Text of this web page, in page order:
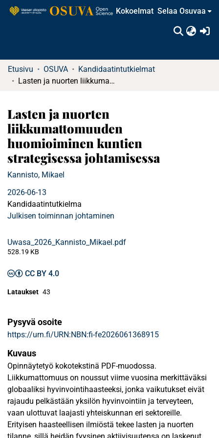
Kokoelmat Selaa Osuvaa
Etusivu OSUVA
Kandidaatintutkielmat
Lasten ja nuorten liikkumattomuuden huomioiminen kuntien strategisessa johtamisessa
Lasten ja nuorten
liikkumattomuuden
huomioiminen kuntien
strategisessa johtamisessa
Kannisto, Mikael
2026-06-13
Kandidaatintutkielma
Julkisen toiminnan johtaminen
Uwasa_2026_Kannisto_Mikael.pdf
528.19 KB
CC BY 4.0
Lataukset 43
Pysyvä osoite
https://urn.fi/URN:NBN:fi-fe2026061368915
Kuvaus
Opinnäytetyö kokotekstinä PDF-muodossa.
Liikkumattomuus on noussut viime vuosina merkittäväksi
globaaliksi hyvinvointihaasteeksi, jonka vaikutukset eivät
rajaudu pelkästään yksilön hyvinvointiin ja terveyteen,
vaan ulottuvat laajasti yhteiskunnan eri sektoreille.
Erityisen haasteellisen ilmiöstä tekee lasten ja nuorten